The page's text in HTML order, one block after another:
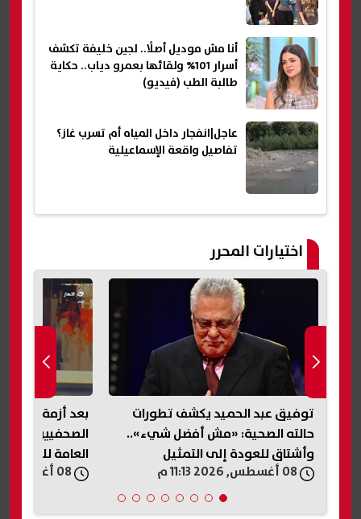
أنا مش موديل أصلًا.. لجين خليفة تكشف
أسرار 101% ولقائها بعمرو دياب.. حكاية
طالبة الطب (فيديو)
عاجل|انفجار داخل المياه أم تسرب غاز؟
تفاصيل واقعة الإسماعيلية
اختيارات المحرر
توفيق عبد الحميد يكشف تطورات
حالته الصحية: «مش أفضل شيء»..
وأشتاق للعودة إلى التمثيل
بعد أزمة «فتاة
الصحفيين يدعو
العامة
أزمة تشابه